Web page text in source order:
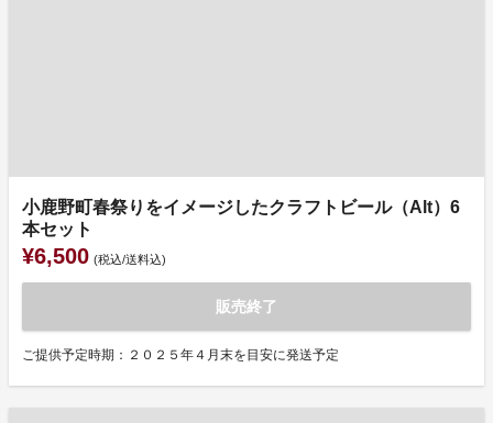
小鹿野町春祭りをイメージしたクラフトビール（Alt）6
本セット
¥6,500 (税込/送料込)
販売終了
ご提供予定時期：２０２５年４月末を目安に発送予定